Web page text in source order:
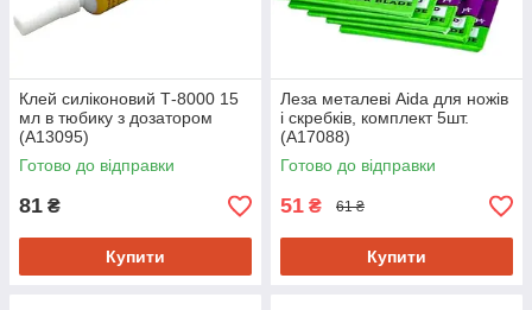
Клей силіконовий Т-8000 15
мл в тюбику з дозатором
(A13095)
Готово до відправки
81 ₴
Купити
Леза металеві Aida для ножів
і скребків, комплект 5шт.
(A17088)
Готово до відправки
51 ₴ 61 ₴
Купити